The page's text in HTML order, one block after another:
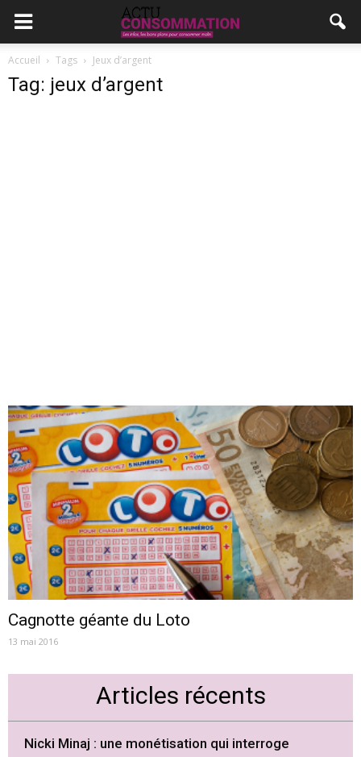
Accueil Tags Jeux d’argent
Tag: jeux d’argent
Cagnotte géante du Loto
13 mai 2016
Articles récents
Nicki Minaj : une monétisation qui interroge